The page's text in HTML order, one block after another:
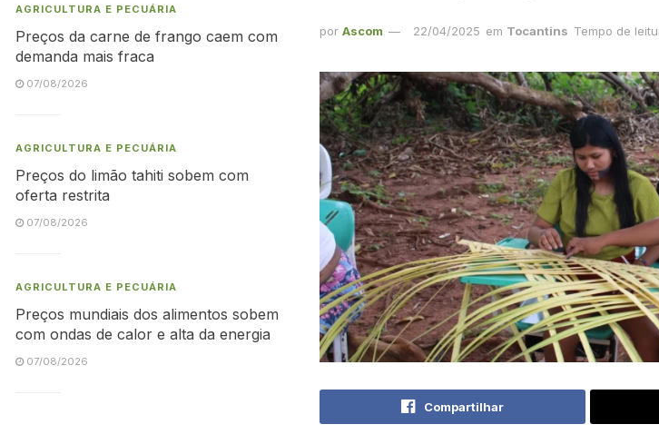
por Ascom 22/04/2025 em Tocantins Tempo de
Compartilhar
AGRICULTURA E PECUÁRIA
Preços da carne de frango caem com
demanda mais fraca
07/08/2026
AGRICULTURA E PECUÁRIA
Preços do limão tahiti sobem com
oferta restrita
07/08/2026
AGRICULTURA E PECUÁRIA
Preços mundiais dos alimentos sobem
com ondas de calor e alta da energia
07/08/2026